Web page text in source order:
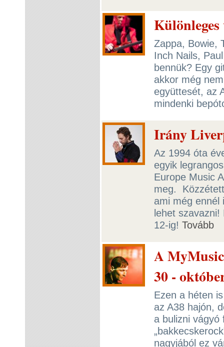
Zappa, Bowie,
Inch Nails,
bennük? Egy
akkor még
együttesét, az
mindenki
Irány
Az 1994 óta
egyik
Europe Music
meg.
ami még ennél
lehet
12-ig! Tovább
A
30 -
Ezen a héten
az A38 hajón,
a bulizni vágyó
nagyjából ez